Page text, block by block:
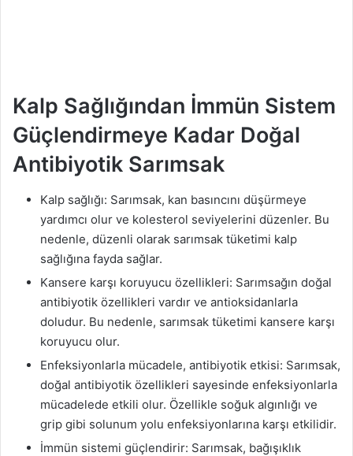
Kalp Sağlığından İmmün Sistem
Güçlendirmeye Kadar Doğal
Antibiyotik Sarımsak
Kalp sağlığı: Sarımsak, kan basıncını düşürmeye
yardımcı olur ve kolesterol seviyelerini düzenler. Bu
nedenle, düzenli olarak sarımsak tüketimi kalp
sağlığına fayda sağlar.
Kansere karşı koruyucu özellikleri: Sarımsağın doğal
antibiyotik özellikleri vardır ve antioksidanlarla
doludur. Bu nedenle, sarımsak tüketimi kansere karşı
koruyucu olur.
Enfeksiyonlarla mücadele, antibiyotik etkisi: Sarımsak,
doğal antibiyotik özellikleri sayesinde enfeksiyonlarla
mücadelede etkili olur. Özellikle soğuk algınlığı ve
grip gibi solunum yolu enfeksiyonlarına karşı etkilidir.
İmmün sistemi güçlendirir: Sarımsak, bağışıklık